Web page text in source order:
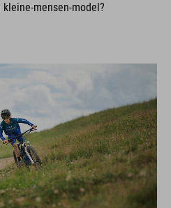
mensen-model?